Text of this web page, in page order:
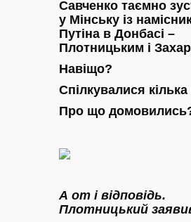
Савченко таємно
у Мінську із
Путіна в Донбасі –
Плотницьким і
Навіщо?
Спілкувалися
Про що
А от і відповідь.
Плотницький